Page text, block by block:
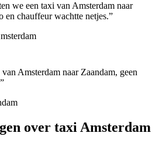
we een taxi van Amsterdam naar
en chauffeur wachtte netjes.”
Amsterdam naar Zaandam, geen
”
over taxi Amsterdam